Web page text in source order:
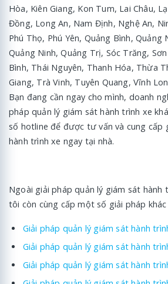
Hòa, Kiên Giang, Kon Tum, Lai Châu,
Đồng, Long An, Nam Định, Nghệ An,
Phú Thọ, Phú Yên, Quảng Bình, Quảng
Quảng Ninh, Quảng Trị, Sóc Trăng,
Bình, Thái Nguyên, Thanh Hóa, Thừa
Giang, Trà Vinh, Tuyên Quang, Vĩnh
Bạn đang cần ngay cho mình, doanh
pháp quản lý giám sát hành trình xe
số hotline để được tư vấn và cung cấp
hành trình xe ngay tại nhà.
Ngoài giải pháp quản lý giám sát hành
tôi còn cùng cấp một số giải pháp
Giải pháp quản lý giám sát hành
Giải pháp quản lý giám sát hành
Giải pháp quản lý giám sát hành